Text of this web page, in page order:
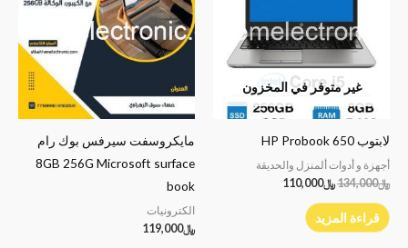
غير متوفر في المخزون
لابتوب HP Probook 650
أجهزة و أدوات ألمنزل والحديقة
﷼134,000﷼110,000
قراءة المزيد
مايكروسفت سيرفس بوك رام
8GB 256G Microsoft surface
book
الكترونيات
﷼119,000